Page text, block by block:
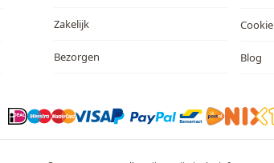
Zakelijk
Bezorgen Blog